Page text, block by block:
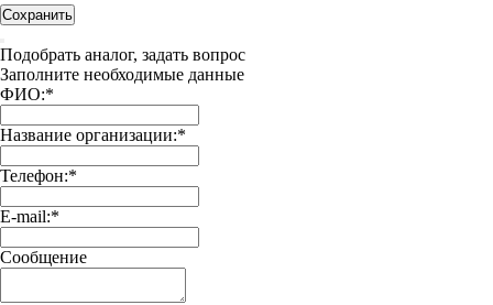
Сохранить
Подобрать аналог, задать вопрос
Заполните необходимые данные
ФИО:*
Название организации:*
Телефон:*
E-mail:*
Сообщение